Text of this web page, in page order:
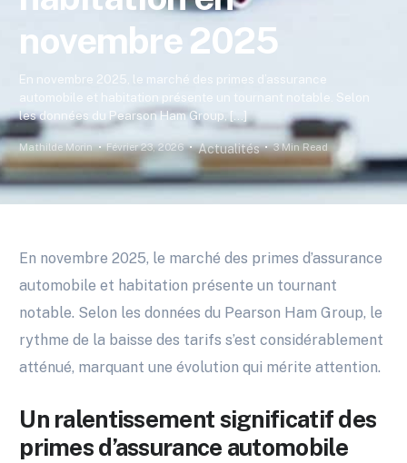
novembre 2025
En novembre 2025, le marché des primes d’assurance
automobile et habitation présente un tournant notable. Selon
les données du Pearson Ham Group, […]
Mathilde Morin Février 23, 2026 Actualités 3 Min Read
En novembre 2025, le marché des primes d’assurance
automobile et habitation présente un tournant
notable. Selon les données du Pearson Ham Group, le
rythme de la baisse des tarifs s’est considérablement
atténué, marquant une évolution qui mérite attention.
Un ralentissement significatif des
primes d’assurance automobile